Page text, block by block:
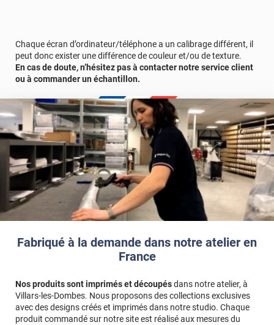
Fabriqué à la demande dans notre atelier en
France
Nos produits sont imprimés et découpésdans notre atelier, à
Villars-les-Dombes. Nous proposons des collections exclusives
avec des designs créés et imprimés dans notre studio. Chaque
produit commandé sur notre site est réalisé aux mesures du
Chaque écran d’ordinateur/téléphone a un calibrage différent, il
peut donc exister une différence de couleur et/ou de texture.
En cas de doute, n’hésitez pas à contacter notre service client
ou à commander un échantillon.